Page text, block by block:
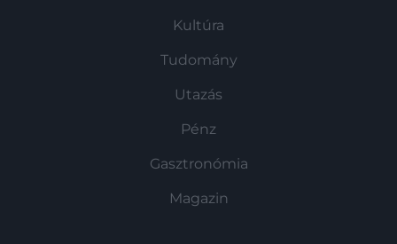
Kultúra
Tudomány
Utazás
Pénz
Gasztronómia
Magazin